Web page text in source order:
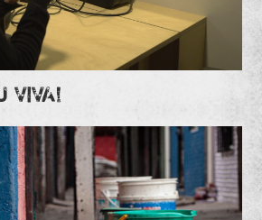
VIVA!